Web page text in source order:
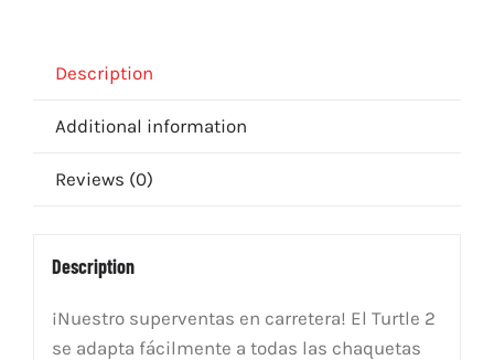
Description
Additional information
Reviews (0)
Description
¡Nuestro superventas en carretera! El Turtle 2
se adapta fácilmente a todas las chaquetas